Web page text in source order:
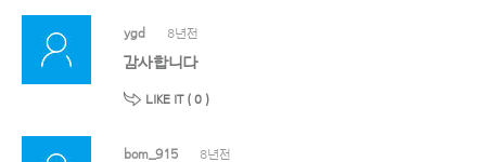
ygd 8년전
감사합니다
LIKE IT ( 0 )
bom_915 8년전